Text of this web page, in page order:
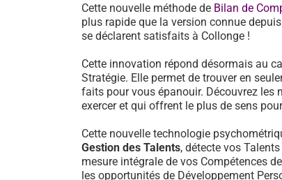
Cette nouvelle méthode de Bilan de
plus rapide que la version connue
se déclarent satisfaits à Collonge !
Cette innovation répond désormais au
Stratégie. Elle permet de trouver en
faits pour vous épanouir. Découvrez les
exercer et qui offrent le plus de sens
Cette nouvelle technologie
Gestion des Talents, détecte vos
mesure intégrale de vos Compétences
les opportunités de Développement